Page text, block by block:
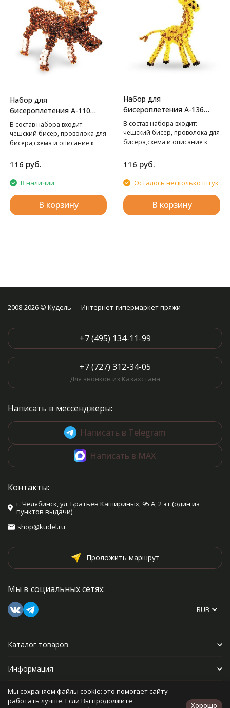
Набор для
бисероплетения А-110
Лось,
В cостав набора входит:
чешский бисер, проволока для
бисера,схема и описание к
работе.
116 руб.
В наличии
В корзину
Набор для
бисероплетения А-136
Жираф,
В cостав набора входит:
чешский бисер, проволока для
бисера,схема и описание к
работе.
116 руб.
Осталось несколько штук
В корзину
2008-2026 © Кудель — Интернет-гипермаркет пряжи
+7 (495) 134-11-99
+7 (727) 312-34-05
Для звонков из Казахстана
Написать в мессенджеры:
Написать в Telegram
Написать в MAX
Контакты:
г. Челябинск, ул. Братьев Кашириных, 95 А, 2 эт (один из
пунктов выдачи)
shop@kudel.ru
Проложить маршрут
Мы в социальных сетях:
RUB
Каталог товаров
Информация
Прочее
Мы сохраняем файлы cookie: это помогает сайту
работать лучше. Если Вы продолжите
Хорошо